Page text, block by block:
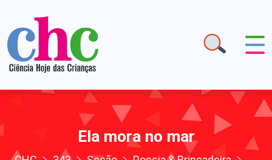
Ela mora no mar